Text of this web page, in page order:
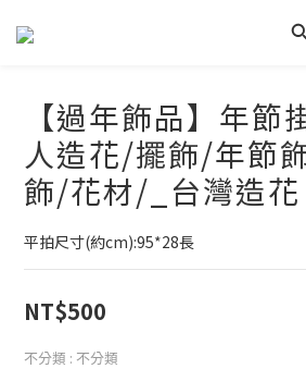
【過年飾品】年
人造花/擺飾/年節
飾/花材/_台灣造花
平拍尺寸(約cm):95*28長
NT$500
不分類 : 不分類